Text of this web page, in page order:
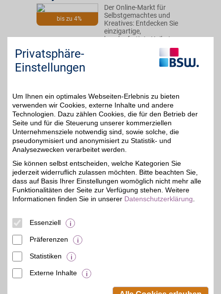
bis zu 4%
Der Online-Markt für
Selbstgemachtes und
Kreatives: Entdecken Sie
einzigartige,
handgefertigte Unikate
und kreative Designs aus
den verschiedensten
Zum Partnerprofil
bis zu 4%
NORMA24
Angebote aus den
Möbel und Einrichtung,
Sport, Freizeit und vielen
mehr finden sich bei
Norma24 - den Online-
Shop des größten
Beamten-Selbsthilfewerk GmbH.
Privatsphäre-
Einstellungen
Um Ihnen ein optimales Webseiten-Erlebnis zu bieten
verwenden wir Cookies, externe Inhalte und andere
Technologien. Dazu zählen Cookies, die für den Betrieb der
Seite und für die Steuerung unserer kommerziellen
Unternehmensziele notwendig sind, sowie solche, die
pseudonymisiert und anonymisiert zu Statistik- und
Analysezwecken verarbeitet werden.
Sie können selbst entscheiden, welche Kategorien Sie
jederzeit widerruflich zulassen möchten. Bitte beachten Sie,
dass auf Basis Ihrer Einstellungen womöglich nicht mehr alle
Funktionalitäten der Seite zur Verfügung stehen. Weitere
Informationen finden Sie in unserer Datenschutzerklärung
Essenziell
Präferenzen
Statistiken
Externe Inhalte